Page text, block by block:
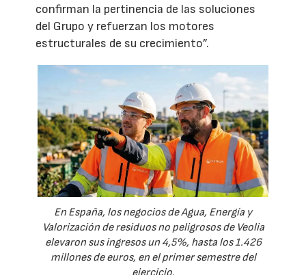
confirman la pertinencia de las soluciones
del Grupo y refuerzan los motores
estructurales de su crecimiento”.
En España, los negocios de Agua, Energía y
Valorización de residuos no peligrosos de Veolia
elevaron sus ingresos un 4,5%, hasta los 1.426
millones de euros, en el primer semestre del